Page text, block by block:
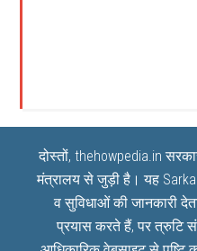
दोस्तों, thehowpedia.in
मंत्रालय से जुड़ी है। यह
व सुविधाओं की जानकारी
प्रयास करते हैं, पर त्रुटि